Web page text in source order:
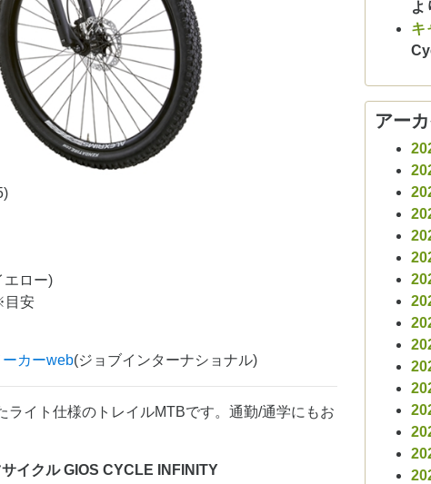
エロー)
目安
ーカーweb(ジョブインターナショナル)
ライト仕様のトレイルMTBです。通勤/通学にもお
イクル GIOS CYCLE INFINITY
よ
キ
アー